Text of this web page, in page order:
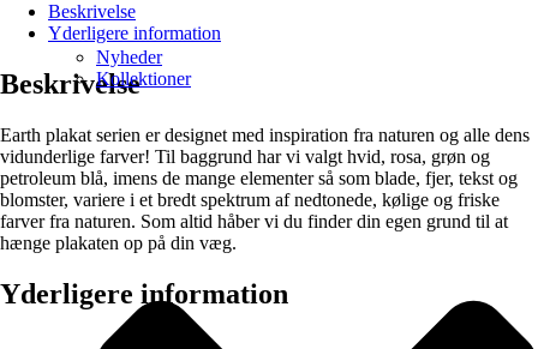
Nyheder
Kollektioner
Beskrivelse
Yderligere information
Beskrivelse
Earth plakat serien er designet med inspiration fra naturen og alle dens
vidunderlige farver! Til baggrund har vi valgt hvid, rosa, grøn og
petroleum blå, imens de mange elementer så som blade, fjer, tekst og
blomster, variere i et bredt spektrum af nedtonede, kølige og friske
farver fra naturen. Som altid håber vi du finder din egen grund til at
hænge plakaten op på din væg.
Yderligere information